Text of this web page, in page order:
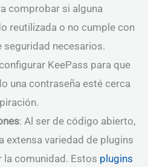
comprobar si alguna
reutilizada o no cumple con
seguridad necesarios.
KeePass para que
una contraseña esté cerca
: Al ser de código abierto,
extensa variedad de plugins
comunidad. Estos plugins